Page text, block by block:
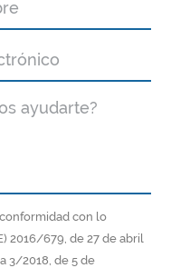
conformidad con lo
2016/679, de 27 de abril
3/2018, de 5 de